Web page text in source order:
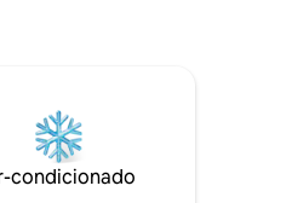
de peixe,
Paraíso do
caça durante todo o
condicionado